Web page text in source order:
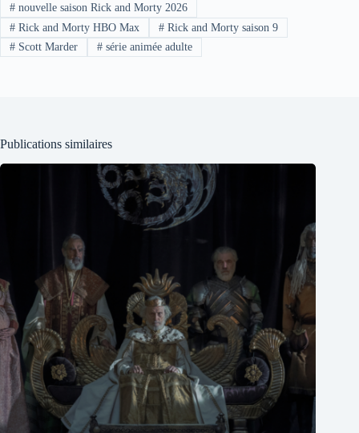
#nouvelle saison Rick and Morty 2026
#Rick and Morty HBO Max #Rick and Morty saison 9
#Scott Marder #série animée adulte
Publications similaires